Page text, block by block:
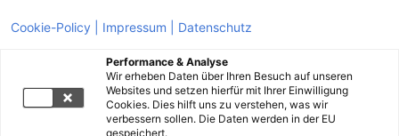
Cookie-Policy | Impressum | Datenschutz
Performance & Analyse
Wir erheben Daten über Ihren Besuch auf unseren
Websites und setzen hierfür mit Ihrer Einwilligung
Cookies. Dies hilft uns zu verstehen, was wir
verbessern sollen. Die Daten werden in der EU
gespeichert.